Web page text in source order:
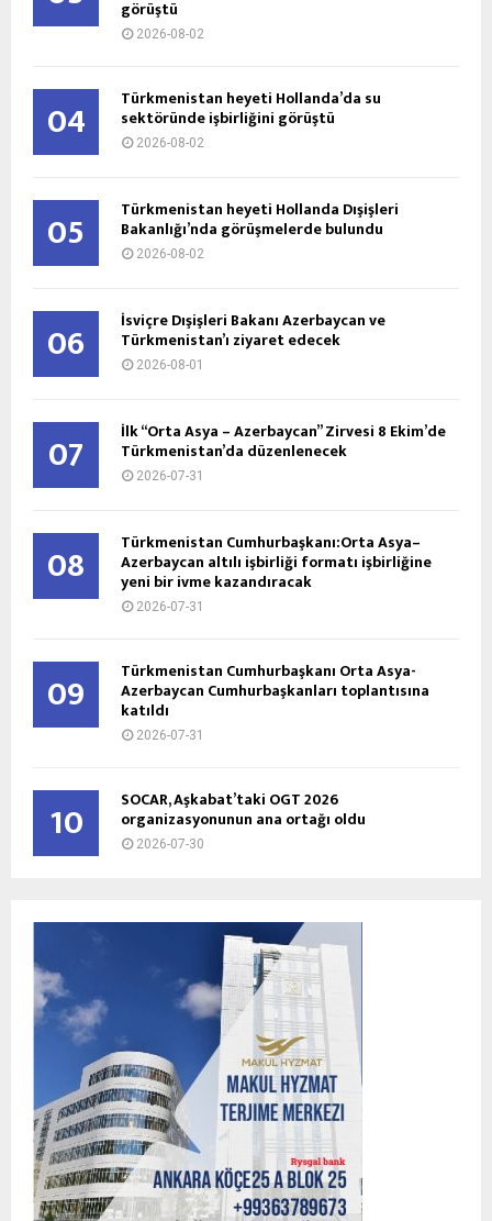
görüştü
2026-08-02
04 Türkmenistan heyeti Hollanda’da su
sektöründe işbirliğini görüştü
2026-08-02
05 Türkmenistan heyeti Hollanda Dışişleri
Bakanlığı’nda görüşmelerde bulundu
2026-08-02
06 İsviçre Dışişleri Bakanı Azerbaycan ve
Türkmenistan’ı ziyaret edecek
2026-08-01
07 İlk “Orta Asya – Azerbaycan” Zirvesi 8 Ekim’de
Türkmenistan’da düzenlenecek
2026-07-31
08 Türkmenistan Cumhurbaşkanı:Orta Asya–
Azerbaycan altılı işbirliği formatı işbirliğine
yeni bir ivme kazandıracak
2026-07-31
09 Türkmenistan Cumhurbaşkanı Orta Asya-
Azerbaycan Cumhurbaşkanları toplantısına
katıldı
2026-07-31
10 SOCAR, Aşkabat’taki OGT 2026
organizasyonunun ana ortağı oldu
2026-07-30